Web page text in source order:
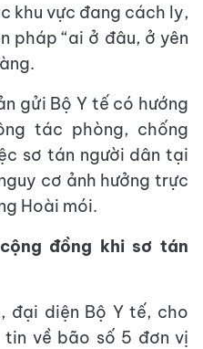
khu vực đang cách ly,
pháp “ai ở đâu, ở yên
gửi Bộ Y tế có hướng
tác phòng, chống
sơ tán người dân tại
cơ ảnh hưởng trực
Hoài mói.
đồng khi sơ tán
đại diện Bộ Y tế, cho
về bão số 5 đơn vị